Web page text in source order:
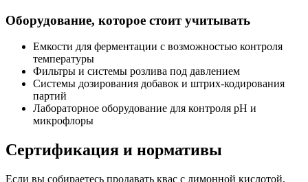
Оборудование, которое стоит учитывать
Емкости для ферментации с возможностью контроля
температуры
Фильтры и системы розлива под давлением
Системы дозирования добавок и штрих-кодирования
партий
Лабораторное оборудование для контроля pH и
микрофлоры
Сертификация и нормативы
Если вы собираетесь продавать квас с лимонной кислотой,